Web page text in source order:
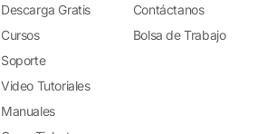
Descarga Gratis
Cursos
Soporte
Video Tutoriales
Manuales
Contáctanos
Bolsa de Trabajo